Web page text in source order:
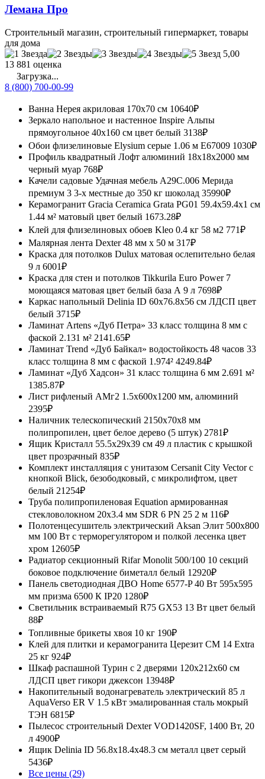
Лемана Про
Строительный магазин, строительный гипермаркет, товары
для дома
5,00
13 881 оценка
Загрузка...
8 (800) 700-00-99
Ванна Нерея акриловая 170x70 см 10640₽
Зеркало напольное и настенное Inspire Альпы
прямоугольное 40x160 см цвет белый 3138₽
Обои флизелиновые Elysium серые 1.06 м Е67009 1030₽
Профиль квадратный Лофт алюминий 18x18x2000 мм
черный муар 768₽
Качели садовые Удачная мебель A29C.006 Мерида
премиум 3 3-х местные до 350 кг шоколад 35990₽
Керамогранит Gracia Ceramica Grata PG01 59.4x59.4x1 см
1.44 м² матовый цвет белый 1673.28₽
Клей для флизелиновых обоев Kleo 0.4 кг 58 м2 771₽
Малярная лента Dexter 48 мм х 50 м 317₽
Краска для потолков Dulux матовая ослепительно белая
9 л 6001₽
Краска для стен и потолков Tikkurila Euro Power 7
моющаяся матовая цвет белый база А 9 л 7698₽
Каркас напольный Delinia ID 60x76.8x56 см ЛДСП цвет
белый 3715₽
Ламинат Artens «Дуб Петра» 33 класс толщина 8 мм с
фаской 2.131 м² 2141.65₽
Ламинат Trend «Дуб Байкал» водостойкость 48 часов 33
класс толщина 8 мм с фаской 1.974² 4249.84₽
Ламинат «Дуб Хадсон» 31 класс толщина 6 мм 2.691 м²
1385.87₽
Лист рифленый АМг2 1.5x600x1200 мм, алюминий
2395₽
Наличник телескопический 2150x70x8 мм
полипропилен, цвет белое дерево (5 штук) 2781₽
Ящик Кристалл 55.5x29x39 см 49 л пластик с крышкой
цвет прозрачный 835₽
Комплект инсталляция с унитазом Cersanit City Vector с
кнопкой Blick, безободковый, с микролифтом, цвет
белый 21254₽
Труба полипропиленовая Equation армированная
стекловолокном 20x3.4 мм SDR 6 PN 25 2 м 116₽
Полотенцесушитель электрический Aksan Элит 500x800
мм 100 Вт с терморегулятором и полкой лесенка цвет
хром 12605₽
Радиатор секционный Rifar Monolit 500/100 10 секций
боковое подключение биметалл белый 12920₽
Панель светодиодная ДВО Home 6577-P 40 Вт 595x595
мм призма 6500 К IP20 1280₽
Светильник встраиваемый R75 GX53 13 Вт цвет белый
88₽
Топливные брикеты хвоя 10 кг 190₽
Клей для плитки и керамогранита Церезит CM 14 Extra
25 кг 924₽
Шкаф распашной Турин с 2 дверями 120x212x60 см
ЛДСП цвет гикори джексон 13948₽
Накопительный водонагреватель электрический 85 л
AquaVerso ER V 1.5 кВт эмалированная сталь мокрый
ТЭН 6815₽
Пылесос строительный Dexter VOD1420SF, 1400 Вт, 20
л 4900₽
Ящик Delinia ID 56.8x18.4x48.3 см металл цвет серый
5436₽
Все цены (29)